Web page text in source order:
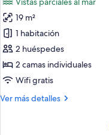
las
fotos
de
Habitación
con
2
individuales,
19 m²
1 habitación
2 huéspedes
2 camas individuales
Wifi gratis
Ver más detalles
Más